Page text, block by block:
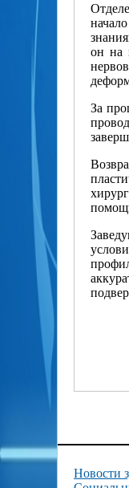
он на
За
Новости